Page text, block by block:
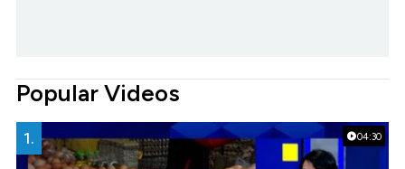
Popular Videos
04:30
1.